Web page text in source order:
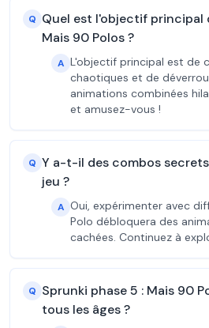
Q Quel est l'objectif principal
Mais 90 Polos ?
A L'objectif principal est de
chaotiques et de
animations combinées
et amusez-vous !
Q Y a-t-il des combos
jeu ?
A Oui, expérimenter avec
Polo débloquera des
cachées. Continuez à
Q Sprunki phase 5 : Mais 90
tous les âges ?